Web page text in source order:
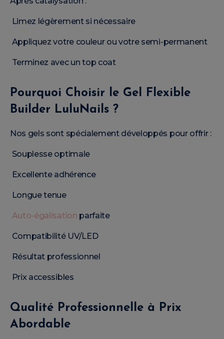
Limez légèrement si nécessaire
Appliquez votre couleur ou votre semi-permanent
Terminez avec un top coat
Pourquoi Choisir le Gel Flexible
Builder LuluNails ?
Nos gels sont spécialement développés pour offrir :
Souplesse optimale
Excellente adhérence
Longue tenue
Auto-égalisation parfaite
Compatibilité UV/LED
Résultat professionnel
Prix accessibles
Qualité Professionnelle à Prix
Abordable